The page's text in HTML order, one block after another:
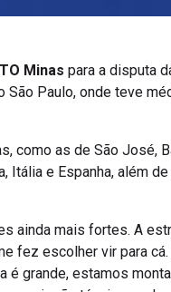
Minas para a disputa
São Paulo, onde teve
como as de São José,
Itália e Espanha, além
ainda mais fortes. A
fez escolher vir para cá.
grande, estamos